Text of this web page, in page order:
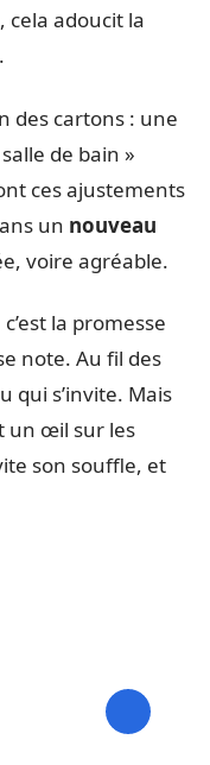
cela adoucit la
des cartons : une
de bain »
ces ajustements
un nouveau
voire agréable.
la promesse
note. Au fil des
qui s’invite. Mais
un œil sur les
son souffle, et